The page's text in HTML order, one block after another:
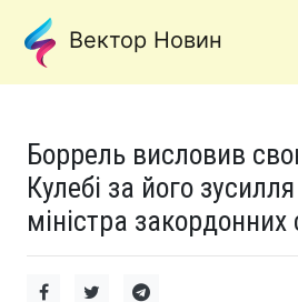
Вектор Новин
Боррель висловив
Кулебі за його
міністра